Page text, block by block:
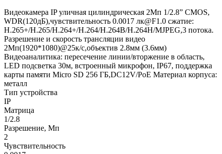
Видеокамера IP уличная цилиндрическая 2Мп 1/2.8” CMOS,
WDR(120дБ),чувствительность 0.0017 лк@F1.0 сжатие:
H.265+/H.265/H.264+/H.264/H.264B/H.264H/MJPEG,3 потока.
Разрешение и скорость трансляции видео
2Мп(1920*1080)@25к/с,объектив 2.8мм (3.6мм)
Видеоаналитика: пересечение линии/вторжение в область,
LED подсветка 30м, встроенный микрофон, IP67, поддержка
карты памяти Micro SD 256 ГБ,DC12V/PoE Материал корпуса:
металл
Тип устройства
IP
Матрица
1/2.8
Разрешение, Мп
2
Чувствительность